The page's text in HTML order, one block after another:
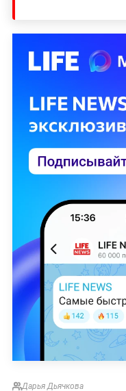
Дарья Дьячкова